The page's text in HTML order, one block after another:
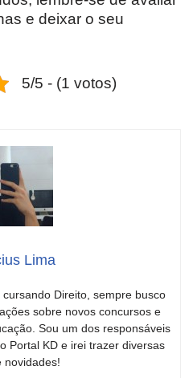
e deixar o seu
5/5 - (1 votos)
Lima
Direito, sempre busco
sobre novos concursos e
Sou um dos responsáveis
Portal KD e irei trazer diversas
novidades!